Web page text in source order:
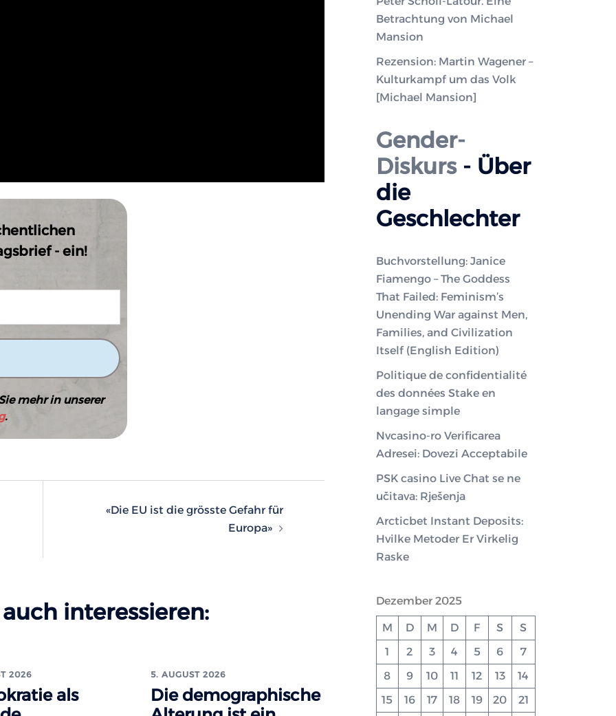
- ein!
mehr in unserer
.
«Die EU ist die grösste Gefahr für
Europa»
interessieren:
2026
als
5. AUGUST 2026
Die demographische
Betrachtung von Michael
Mansion
Rezension: Martin Wagener –
Kulturkampf um das Volk
[Michael Mansion]
Gender-
Diskurs- Über
die
Geschlechter
Buchvorstellung: Janice
Fiamengo – The Goddess
That Failed: Feminism’s
Unending War against Men,
Families, and Civilization
Itself (English Edition)
Politique de confidentialité
des données Stake en
langage simple
Nvcasino-ro Verificarea
Adresei: Dovezi Acceptabile
PSK casino Live Chat se ne
učitava: Rješenja
Arcticbet Instant Deposits:
Hvilke Metoder Er Virkelig
Raske
Dezember 2025
M D M D F S
S
1
2 3 4 5 6
7
8
9 10 11 12 13
14
15
16 17 18 19 20 21